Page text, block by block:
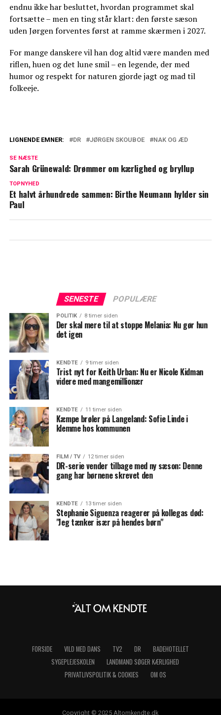
endnu ikke har besluttet, hvordan programmet skal
fortsætte – men en ting står klart: den første sæson
uden Jørgen forventes først at ramme skærmen i 2027.
For mange danskere vil han dog altid være manden med
riflen, huen og det lune smil – en legende, der med
humor og respekt for naturen gjorde jagt og mad til
folkeeje.
bålmad? – Så søger DR dig
Skouboe nu
LIGNENDE EMNER: DR JØRGEN SKOUBOE NAK OG ÆD
SE NÆSTE
Sarah Grünewald: Drømmer om kærlighed og bryllup
TOPNYHED
Et halvt århundrede sammen: Birthe Neumann hylder sin
Paul
SENESTE POPULÆRE
POLITIK 8 timer siden
Der skal mere til at stoppe Melania: Nu gør hun
det igen
KENDTE 9 timer siden
Trist nyt for Keith Urban: Nu er Nicole Kidman
videre med mangemillionær
KENDTE 11 timer siden
Kæmpe brøler på Langeland: Sofie Linde i
klemme hos kommunen
FILM / TV 12 timer siden
DR-serie vender tilbage med ny sæson: Denne
gang har børnene skrevet den
KENDTE 13 timer siden
Stephanie Siguenza reagerer på kollegas død:
"Jeg tænker især på hendes børn"
FORSIDE VILD MED DANS TV2 DR
BADEHOTELLET
SYGEPLEJESKOLEN
LANDMAND SØGER KÆRLIGHED
PRIVATLIVSPOLITIK & COOKIES
OM OS
Copyright © 2025 Altomkendte.dk